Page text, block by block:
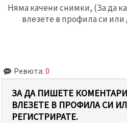
Няма качени снимки, (За да
влезете в профила си или
Ревюта: 0
ЗА ДА ПИШЕТЕ
ВЛЕЗЕТЕ В ПРОФИЛА СИ
РЕГИСТРИРАТЕ.